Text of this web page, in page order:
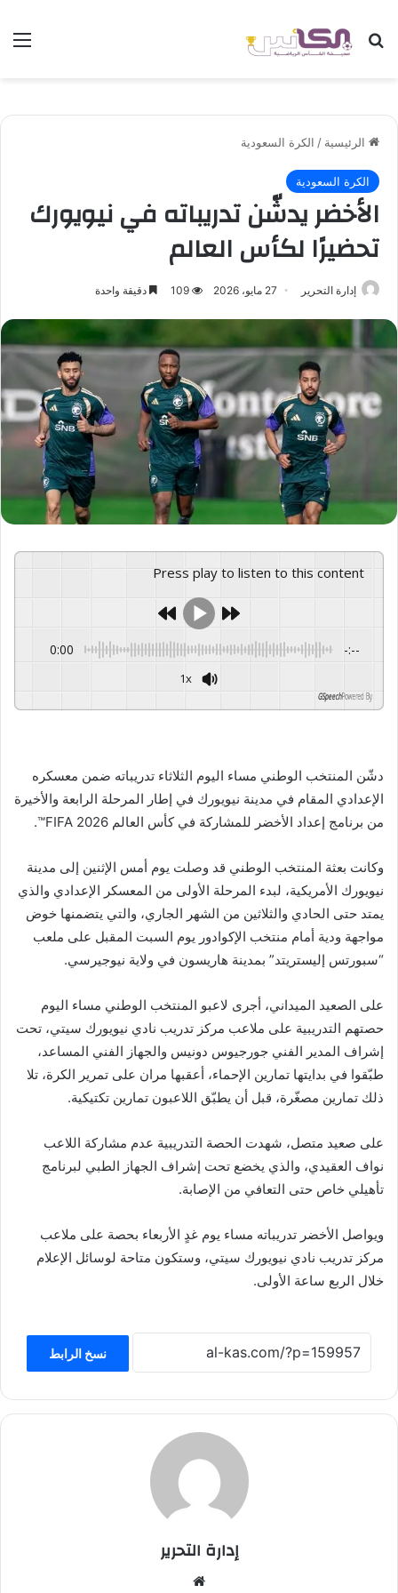
بحث عن
الرئيسية / الكرة السعودية
الكرة السعودية
الأخضر يدشّن تدريباته في نيويورك
تحضيرًا لكأس العالم
إدارة التحرير 27 مايو، 2026 109 دقيقة واحدة
Press play to listen to this content
0:00 -:--
1x
Powered By
GSpeech
دشّن المنتخب الوطني مساء اليوم الثلاثاء تدريباته ضمن معسكره
الإعدادي المقام في مدينة نيويورك في إطار المرحلة الرابعة والأخيرة
من برنامج إعداد الأخضر للمشاركة في كأس العالم FIFA 2026™️.
وكانت بعثة المنتخب الوطني قد وصلت يوم أمس الإثنين إلى مدينة
نيويورك الأمريكية، لبدء المرحلة الأولى من المعسكر الإعدادي والذي
يمتد حتى الحادي والثلاثين من الشهر الجاري، والتي يتضمنها خوض
مواجهة ودية أمام منتخب الإكوادور يوم السبت المقبل على ملعب
“سبورتس إليستريتد” بمدينة هاريسون في ولاية نيوجيرسي.
على الصعيد الميداني، أجرى لاعبو المنتخب الوطني مساء اليوم
حصتهم التدريبية على ملاعب مركز تدريب نادي نيويورك سيتي، تحت
إشراف المدير الفني جورجيوس دونيس والجهاز الفني المساعد،
طبّقوا في بدايتها تمارين الإحماء، أعقبها مران على تمرير الكرة، تلا
ذلك تمارين مصغّرة، قبل أن يطبّق اللاعبون تمارين تكتيكية.
على صعيد متصل، شهدت الحصة التدريبية عدم مشاركة اللاعب
نواف العقيدي، والذي يخضع تحت إشراف الجهاز الطبي لبرنامج
تأهيلي خاص حتى التعافي من الإصابة.
ويواصل الأخضر تدريباته مساء يوم غدٍ الأربعاء بحصة على ملاعب
مركز تدريب نادي نيويورك سيتي، وستكون متاحة لوسائل الإعلام
خلال الربع ساعة الأولى.
نسخ الرابط
إدارة التحرير